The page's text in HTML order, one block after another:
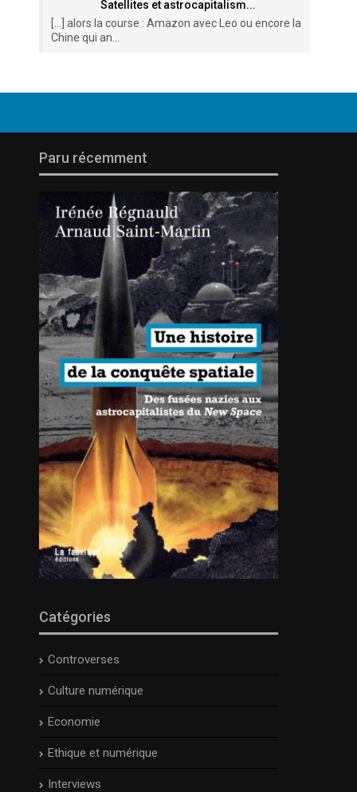
Satellites et astrocapitalism...
[…] alors la course : Amazon avec Leo ou encore la
Chine qui an...
Paru récemment
Catégories
Controverses
Culture numérique
Economie
Ethique et numérique
Interviews